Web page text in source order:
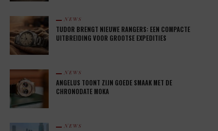
NEWS
TUDOR BRENGT NIEUWE RANGERS: EEN COMPACTE
UITBREIDING VOOR GROOTSE EXPEDITIES
NEWS
ANGELUS TOONT ZIJN GOEDE SMAAK MET DE
CHRONODATE MOKA
NEWS